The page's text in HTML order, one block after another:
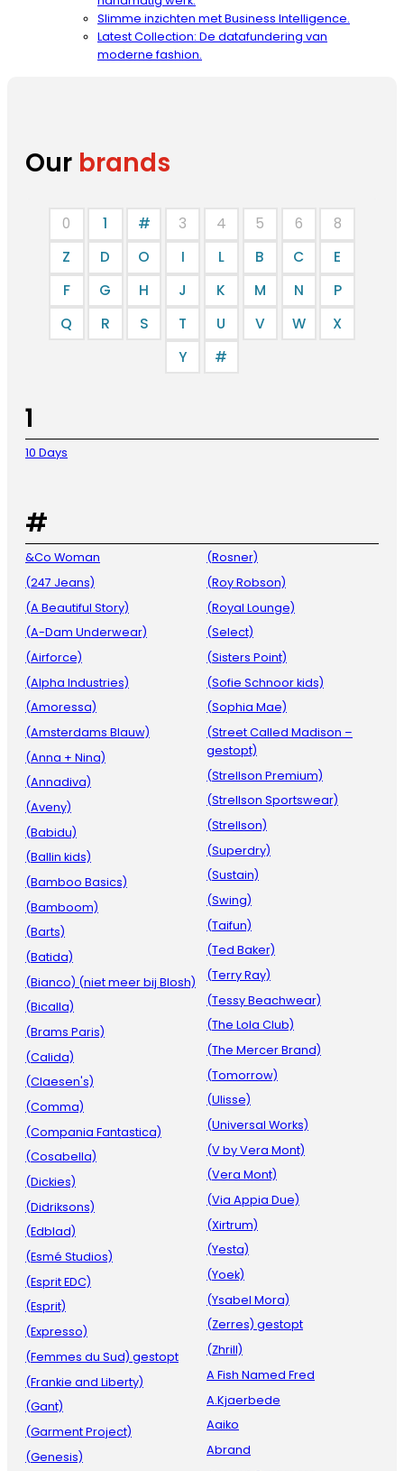
Slimme inzichten met Business Intelligence.
Latest Collection: De datafundering van
moderne fashion.
Our brands
0 1 # 3 4 5 6
8
Z
D O I L B C
E
F
G H J K M N
P
Q
R S T U V W
X
Y
#
1
10 Days
#
&Co Woman
(247 Jeans)
(A Beautiful Story)
(A-Dam Underwear)
(Airforce)
(Alpha Industries)
(Amoressa)
(Amsterdams Blauw)
(Anna + Nina)
(Annadiva)
(Aveny)
(Babidu)
(Ballin kids)
(Bamboo Basics)
(Bamboom)
(Barts)
(Batida)
(Bianco) (niet meer bij Blosh)
(Bicalla)
(Brams Paris)
(Calida)
(Claesen's)
(Comma)
(Compania Fantastica)
(Cosabella)
(Dickies)
(Didriksons)
(Edblad)
(Esmé Studios)
(Esprit EDC)
(Esprit)
(Expresso)
(Femmes du Sud) gestopt
(Frankie and Liberty)
(Gant)
(Garment Project)
(Genesis)
(Rosner)
(Roy Robson)
(Royal Lounge)
(Select)
(Sisters Point)
(Sofie Schnoor kids)
(Sophia Mae)
(Street Called Madison –
gestopt)
(Strellson Premium)
(Strellson Sportswear)
(Strellson)
(Superdry)
(Sustain)
(Swing)
(Taifun)
(Ted Baker)
(Terry Ray)
(Tessy Beachwear)
(The Lola Club)
(The Mercer Brand)
(Tomorrow)
(Ulisse)
(Universal Works)
(V by Vera Mont)
(Vera Mont)
(Via Appia Due)
(Xirtrum)
(Yesta)
(Yoek)
(Ysabel Mora)
(Zerres) gestopt
(Zhrill)
A Fish Named Fred
A.Kjaerbede
Aaiko
Abrand